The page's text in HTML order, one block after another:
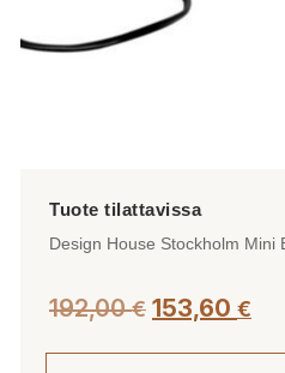
Design House Stockholm Mini
192,00€ 153,60 €